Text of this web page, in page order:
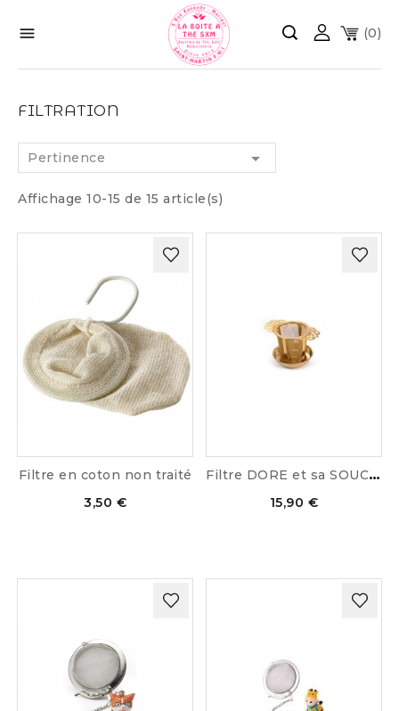
 (0)
FILTRATION
Pertinence 
Affichage 10-15 de 15 article(s)
Filtre en coton non traité
3,50 €
F
iltre DORE et sa SOUCOUPE
15,90 €